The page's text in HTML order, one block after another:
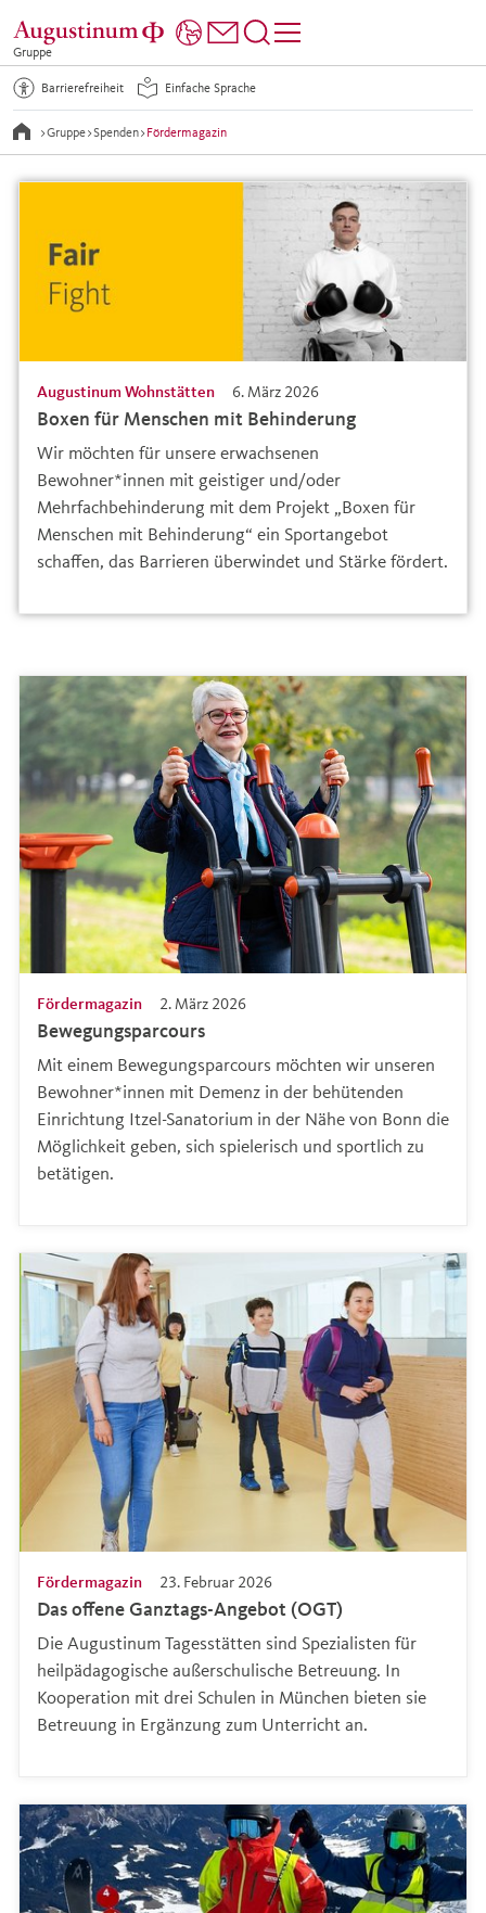
Gruppe
>Gruppe>Spenden> Fördermagazin
Barrierefreiheit Einfache Sprache
Boxen für Menschen mit Behinderung
6. März 2026
Augustinum Wohnstätten
Wir möchten für unsere erwachsenen
Bewohner*innen mit geistiger und/oder
Mehrfachbehinderung mit dem Projekt „Boxen für
Menschen mit Behinderung“ ein Sportangebot
schaffen, das Barrieren überwindet und Stärke fördert.
Bewegungsparcours
2. März 2026
Fördermagazin
Mit einem Bewegungsparcours möchten wir unseren
Bewohner*innen mit Demenz in der behütenden
Einrichtung Itzel-Sanatorium in der Nähe von Bonn die
Möglichkeit geben, sich spielerisch und sportlich zu
betätigen.
Das offene Ganztags-Angebot (OGT)
23. Februar 2026
Fördermagazin
Die Augustinum Tagesstätten sind Spezialisten für
heilpädagogische außerschulische Betreuung. In
Kooperation mit drei Schulen in München bieten sie
Betreuung in Ergänzung zum Unterricht an.